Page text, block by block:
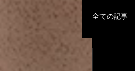
全ての記事